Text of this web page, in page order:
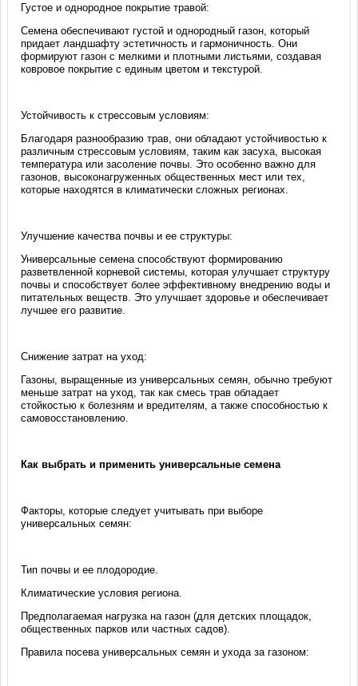
Густое и однородное покрытие травой:
Cемена обеспечивают густой и однородный газон, который
придает ландшафту эстетичность и гармоничность. Они
формируют газон с мелкими и плотными листьями, создавая
ковровое покрытие с единым цветом и текстурой.
Устойчивость к стрессовым условиям:
Благодаря разнообразию трав, они обладают устойчивостью к
различным стрессовым условиям, таким как засуха, высокая
температура или засоление почвы. Это особенно важно для
газонов, высоконагруженных общественных мест или тех,
которые находятся в климатически сложных регионах.
Улучшение качества почвы и ее структуры:
Универсальные семена способствуют формированию
разветвленной корневой системы, которая улучшает структуру
почвы и способствует более эффективному внедрению воды и
питательных веществ. Это улучшает здоровье и обеспечивает
лучшее его развитие.
Снижение затрат на уход:
Газоны, выращенные из универсальных семян, обычно требуют
меньше затрат на уход, так как смесь трав обладает
стойкостью к болезням и вредителям, а также способностью к
самовосстановлению.
Как выбрать и применить универсальные семена
Факторы, которые следует учитывать при выборе
универсальных семян:
Тип почвы и ее плодородие.
Климатические условия региона.
Предполагаемая нагрузка на газон (для детских площадок,
общественных парков или частных садов).
Правила посева универсальных семян и ухода за газоном: